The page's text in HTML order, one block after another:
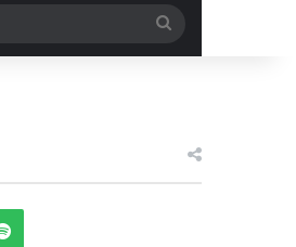
Spotify